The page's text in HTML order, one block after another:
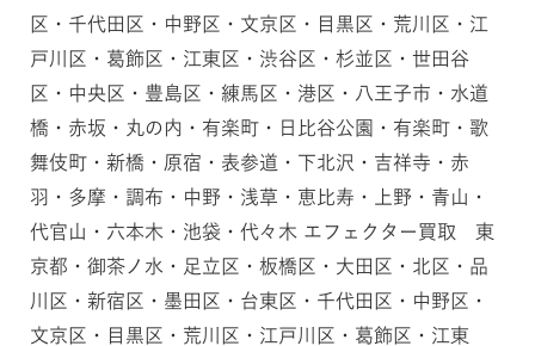
区・千代田区・中野区・文京区・目黒区・荒川区・江
戸川区・葛飾区・江東区・渋谷区・杉並区・世田谷
区・中央区・豊島区・練馬区・港区・八王子市・水道
橋・赤坂・丸の内・有楽町・日比谷公園・有楽町・歌
舞伎町・新橋・原宿・表参道・下北沢・吉祥寺・赤
羽・多摩・調布・中野・浅草・恵比寿・上野・青山・
代官山・六本木・池袋・代々木 エフェクター買取 東
京都・御茶ノ水・足立区・板橋区・大田区・北区・品
川区・新宿区・墨田区・台東区・千代田区・中野区・
文京区・目黒区・荒川区・江戸川区・葛飾区・江東